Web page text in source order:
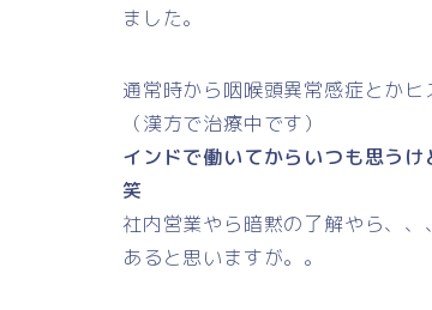
ました。
通常時から咽喉頭異常感症とか
（漢方で治療中です）
インドで働いてからいつも思う
笑
社内営業やら暗黙の了解やら、
あると思いますが。。